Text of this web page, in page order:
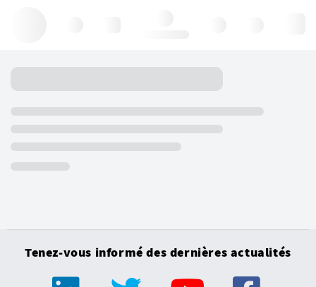
Tenez-vous informé des dernières actualités